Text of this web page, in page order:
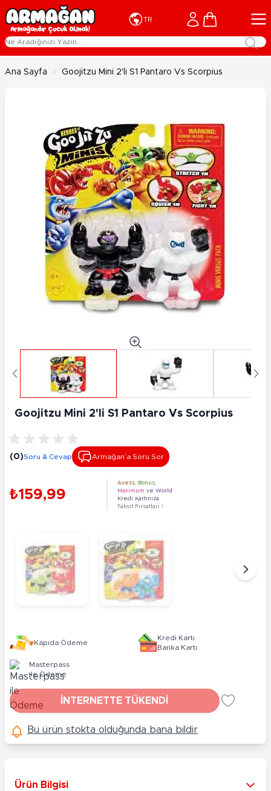
İçeriğe geç
TR Cart
Ana Sayfa > Goojitzu Mini 2'li S1 Pantaro Vs Scorpius
Goojitzu Mini 2'li S1 Pantaro Vs Scorpius
(0)Soru & Cevap Armağan’a Soru Sor
₺159,99
Axess Bonus
Maximum ve World
Kredi Kartınıza
Taksit Fırsatları !
Kapıda Ödeme
Kredi Kartı
Banka Kartı
Masterpass
ile Ödeme
İNTERNETTE TÜKENDİ
Bu ürün stokta olduğunda bana bildir
Ürün Bilgisi